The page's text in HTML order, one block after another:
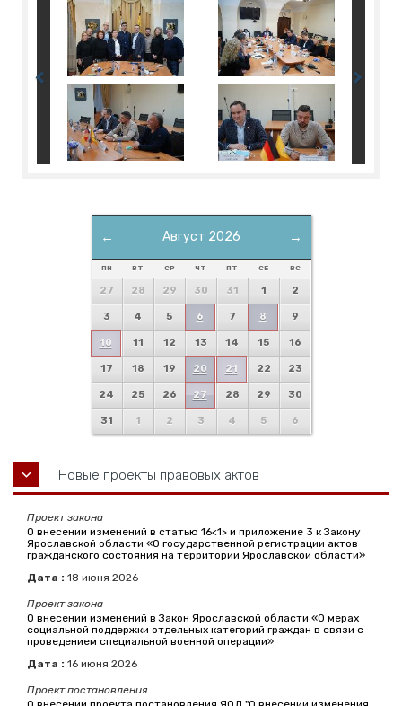
← →
Август 2026
ПН ВТ СР ЧТ ПТ СБ ВС
27 28 29 30 31 1 2
3 4 5 6 7 8 9
10 11 12 13 14 15 16
17 18 19 20 21 22 23
24 25 26 27 28 29 30
31 1 2 3 4 5 6
Новые проекты правовых актов
Проект закона
О внесении изменений в статью 16<1> и приложение 3 к Закону
Ярославской области «О государственной регистрации актов
гражданского состояния на территории Ярославской области»
Дата : 18 июня 2026
Проект закона
О внесении изменений в Закон Ярославской области «О мерах
социальной поддержки отдельных категорий граждан в связи с
проведением специальной военной операции»
Дата : 16 июня 2026
Проект постановления